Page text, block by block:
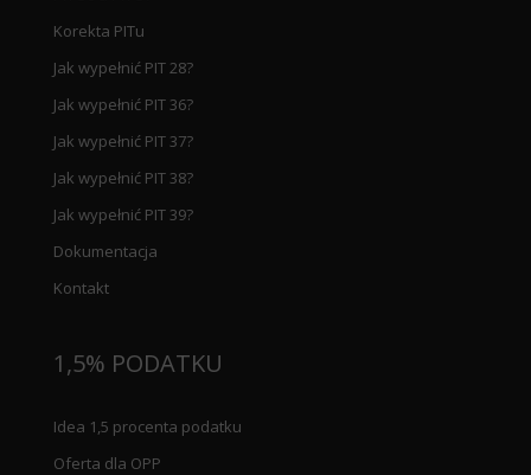
Korekta PITu
Jak wypełnić PIT 28?
Jak wypełnić PIT 36?
Jak wypełnić PIT 37?
Jak wypełnić PIT 38?
Jak wypełnić PIT 39?
Dokumentacja
Kontakt
1,5% PODATKU
Idea 1,5 procenta podatku
Oferta dla OPP